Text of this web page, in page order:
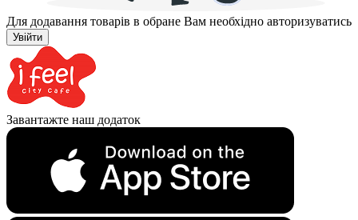
Для додавання товарів в обране Вам необхідно авторизуватись
Увійти
Завантажте наш додаток